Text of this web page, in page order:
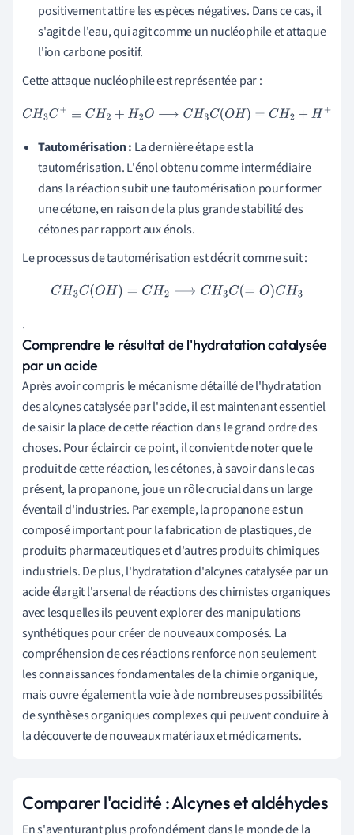
positivement attire les espèces négatives. Dans ce cas, il
s'agit de l'eau, qui agit comme un nucléophile et attaque
l'ion carbone positif.
Cette attaque nucléophile est représentée par :
C H3C+≡ CH2+H2 O⟶ CH3C(OH)=CH 2+ H+
Tautomérisation : La dernière étape est la
tautomérisation. L'énol obtenu comme intermédiaire
dans la réaction subit une tautomérisation pour former
une cétone, en raison de la plus grande stabilité des
cétones par rapport aux énols.
Le processus de tautomérisation est décrit comme suit :
CH3C( OH )=CH2 ⟶C H3C(=O)CH 3
.
Comprendre le résultat de l'hydratation catalysée
par un acide
Après avoir compris le mécanisme détaillé de l'hydratation
des alcynes catalysée par l'acide, il est maintenant essentiel
de saisir la place de cette réaction dans le grand ordre des
choses. Pour éclaircir ce point, il convient de noter que le
produit de cette réaction, les cétones, à savoir dans le cas
présent, la propanone, joue un rôle crucial dans un large
éventail d'industries. Par exemple, la propanone est un
composé important pour la fabrication de plastiques, de
produits pharmaceutiques et d'autres produits chimiques
industriels. De plus, l'hydratation d'alcynes catalysée par un
acide élargit l'arsenal de réactions des chimistes organiques
avec lesquelles ils peuvent explorer des manipulations
synthétiques pour créer de nouveaux composés. La
compréhension de ces réactions renforce non seulement
les connaissances fondamentales de la chimie organique,
mais ouvre également la voie à de nombreuses possibilités
de synthèses organiques complexes qui peuvent conduire à
la découverte de nouveaux matériaux et médicaments.
Comparer l'acidité : Alcynes et aldéhydes
En s'aventurant plus profondément dans le monde de la